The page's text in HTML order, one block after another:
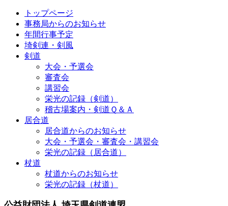
トップページ
事務局からのお知らせ
年間行事予定
埼剣連・剣風
剣道
大会・予選会
審査会
講習会
栄光の記録（剣道）
稽古場案内・剣道Ｑ＆Ａ
居合道
居合道からのお知らせ
大会・予選会・審査会・講習会
栄光の記録（居合道）
杖道
杖道からのお知らせ
栄光の記録（杖道）